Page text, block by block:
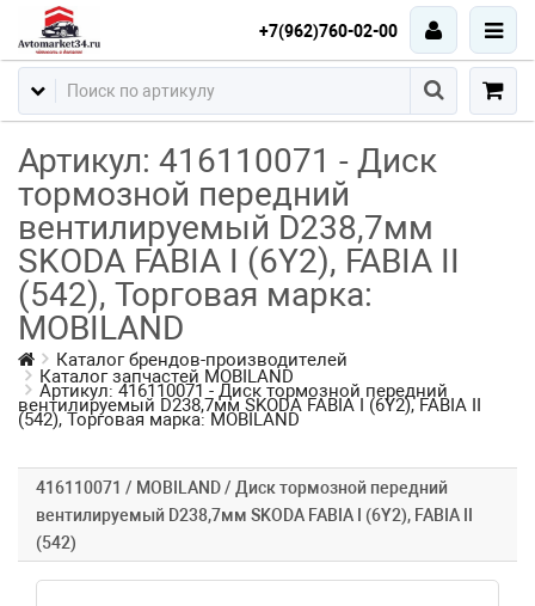
+7(962)760-02-00
Артикул: 416110071 - Диск
тормозной передний
вентилируемый D238,7мм
SKODA FABIA I (6Y2), FABIA II
(542), Торговая марка:
MOBILAND
Каталог брендов-производителей
Каталог запчастей MOBILAND
Артикул: 416110071 - Диск тормозной передний
вентилируемый D238,7мм SKODA FABIA I (6Y2), FABIA II
(542), Торговая марка: MOBILAND
416110071 / MOBILAND / Диск тормозной передний
вентилируемый D238,7мм SKODA FABIA I (6Y2), FABIA II
(542)